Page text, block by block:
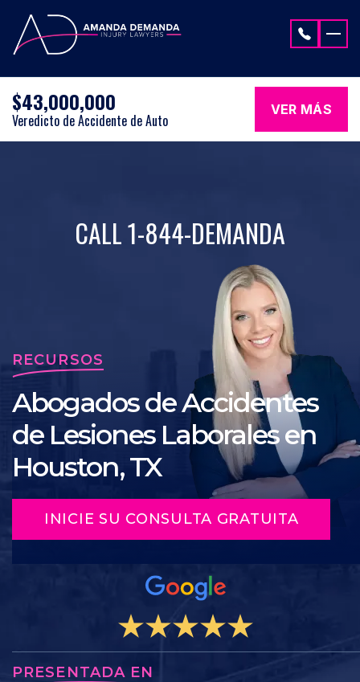
$43,000,000
Veredicto de Accidente de Auto
VER MÁS
CALL 1-844-DEMANDA
RECURSOS
Abogados de Accidentes
de Lesiones Laborales en
Houston, TX
INICIE SU CONSULTA GRATUITA
PRESENTADA EN